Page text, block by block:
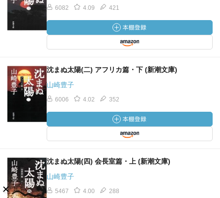
6082 4.09 421
沈まぬ太陽(二) アフリカ篇・下 (新潮文庫)
山崎豊子
6006 4.02 352
沈まぬ太陽(四) 会長室篇・上 (新潮文庫)
山崎豊子
5467 4.00 288